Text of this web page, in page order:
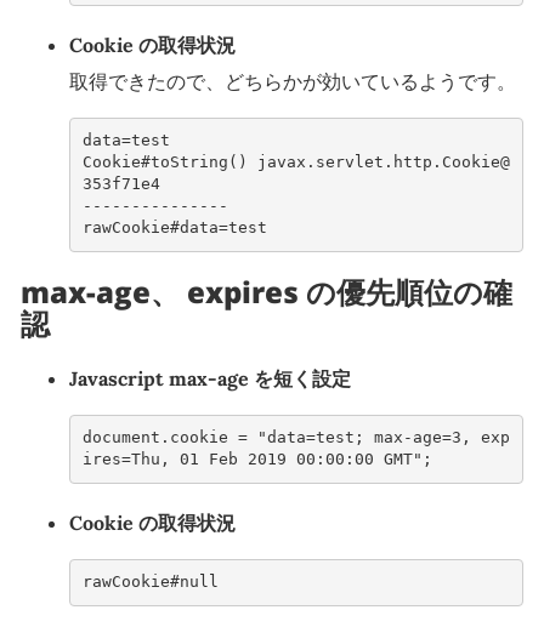
Cookie の取得状況
取得できたので、どちらかが効いているようです。
data=test
Cookie#toString() javax.servlet.http.Cookie@
353f71e4
---------------
rawCookie#data=test
max-age、 expires の優先順位の確
認
Javascript max-age を短く設定
document.cookie = "data=test; max-age=3, exp
ires=Thu, 01 Feb 2019 00:00:00 GMT";
Cookie の取得状況
rawCookie#null